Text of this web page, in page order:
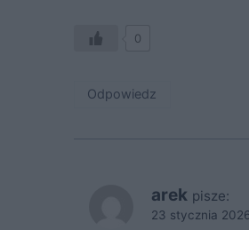
0
Odpowiedz
arek pisze:
23 stycznia